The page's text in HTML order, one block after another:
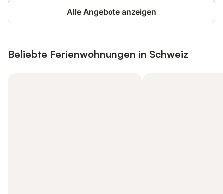
Alle Angebote anzeigen
Beliebte Ferienwohnungen in Schweiz